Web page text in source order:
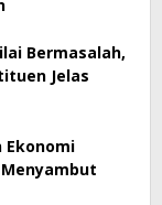
Bermasalah,
Jelas
Ekonomi